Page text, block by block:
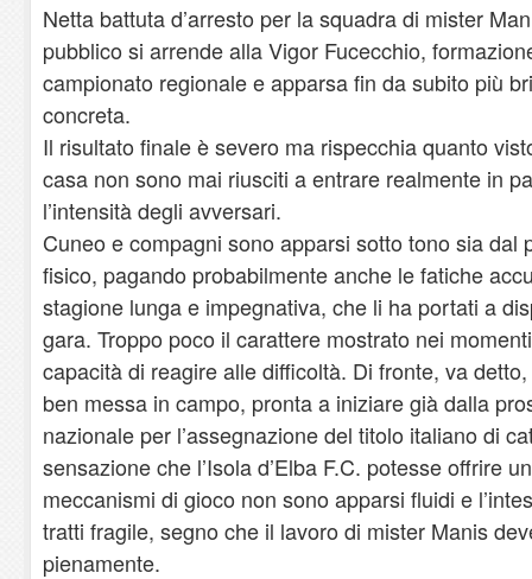
Netta battuta d’arresto per la squadra di mister
pubblico si arrende alla Vigor Fucecchio,
campionato regionale e apparsa fin da subito più
concreta.
Il risultato finale è severo ma rispecchia quanto
casa non sono mai riusciti a entrare realmente in
l’intensità degli avversari.
Cuneo e compagni sono apparsi sotto tono sia dal
fisico, pagando probabilmente anche le fatiche
stagione lunga e impegnativa, che li ha portati a
gara. Troppo poco il carattere mostrato nei
capacità di reagire alle difficoltà. Di fronte, va
ben messa in campo, pronta a iniziare già dalla
nazionale per l’assegnazione del titolo italiano di
sensazione che l’Isola d’Elba F.C. potesse offrire
meccanismi di gioco non sono apparsi fluidi e
tratti fragile, segno che il lavoro di mister Manis
pienamente.